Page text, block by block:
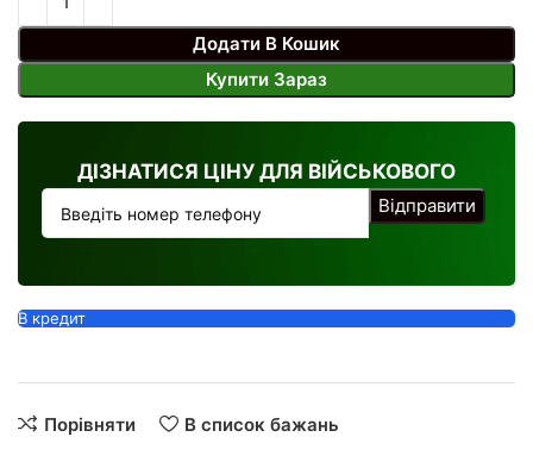
Додати В Кошик
Купити Зараз
ДІЗНАТИСЯ ЦІНУ ДЛЯ ВІЙСЬКОВОГО
В кредит
Порівняти В список бажань